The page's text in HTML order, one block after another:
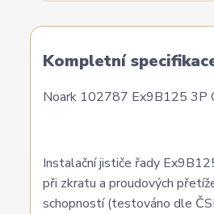
Kompletní
Noark 102787 Ex9B125 3P
Instalační jističe řady
při zkratu a proudových
schopností (testováno dle